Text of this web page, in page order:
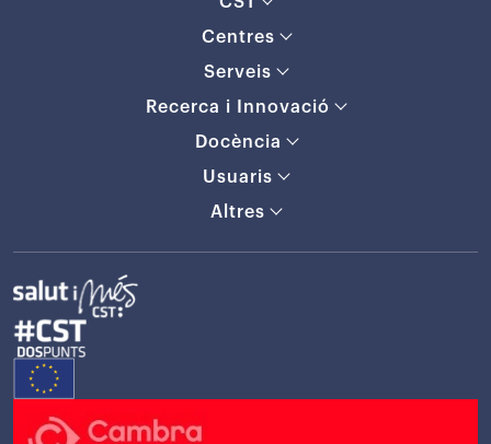
Centres
Serveis
Recerca i Innovació
Docència
Usuaris
Altres